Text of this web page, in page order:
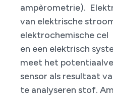
ampèrometrie).
van elektrische
elektrochemische cel
en een elektrisch
meet het
sensor als resultaat
te analyseren stof.